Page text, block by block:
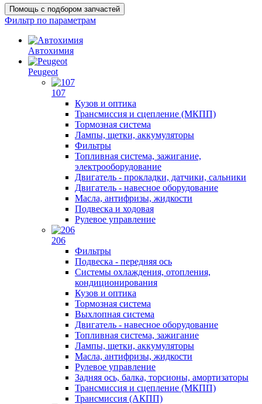
Помощь с подбором запчастей
Фильтр по параметрам
Автохимия
Peugeot
107
Кузов и оптика
Трансмиссия и сцепление (МКПП)
Тормозная система
Лампы, щетки, аккумуляторы
Фильтры
Топливная система, зажигание,
электрооборудование
Двигатель - прокладки, датчики, сальники
Двигатель - навесное оборудование
Масла, антифризы, жидкости
Подвеска и ходовая
Рулевое управление
206
Фильтры
Подвеска - передняя ось
Системы охлаждения, отопления,
кондиционирования
Кузов и оптика
Тормозная система
Выхлопная система
Двигатель - навесное оборудование
Топливная система, зажигание
Лампы, щетки, аккумуляторы
Масла, антифризы, жидкости
Рулевое управление
Задняя ось, балка, торсионы, амортизаторы
Трансмиссия и сцепление (МКПП)
Трансмиссия (АКПП)